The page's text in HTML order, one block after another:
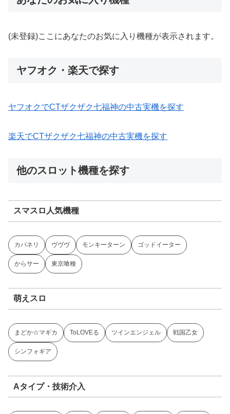
(未登録)ここにあなたのお気に入り機種が表示されます。
ヤフオク・楽天で探す
ヤフオクでCTザクザク七福神の中古実機を探す
楽天でCTザクザク七福神の中古実機を探す
他のスロット機種を探す
スマスロ人気機種
カバネリ ヴヴヴ モンキーターン ゴッドイーター
からサー 東京喰種
萌えスロ
まどか☆マギカ ToLOVEる ツインエンジェル 戦国乙女
シンフォギア
Aタイプ・技術介入